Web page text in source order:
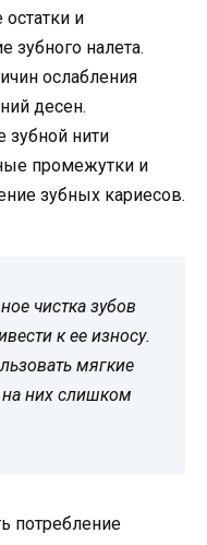
и
зубного налета.
ослабления
десен.
зубной нити
промежутки и
зубных кариесов.
чистка зубов
к ее износу.
мягкие
них слишком
потребление